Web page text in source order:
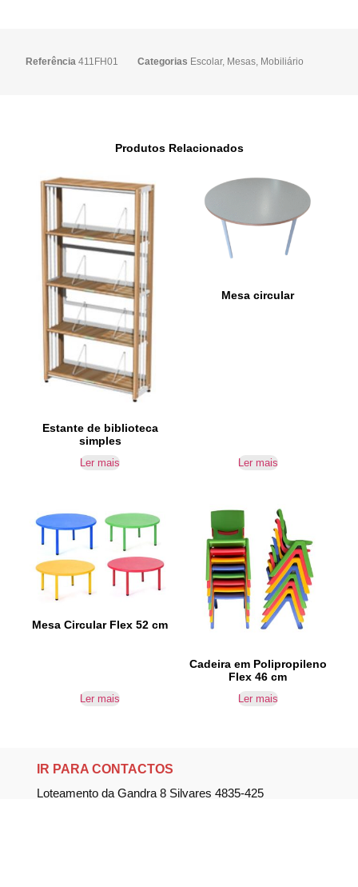
Referência411FH01 Categorias Escolar, Mesas, Mobiliário
Produtos Relacionados
Estante de biblioteca
simples
Ler mais
Mesa circular
Ler mais
Mesa Circular Flex 52 cm
Ler mais
Cadeira em Polipropileno
Flex 46 cm
Ler mais
IR PARA CONTACTOS
Loteamento da Gandra 8 Silvares 4835-425